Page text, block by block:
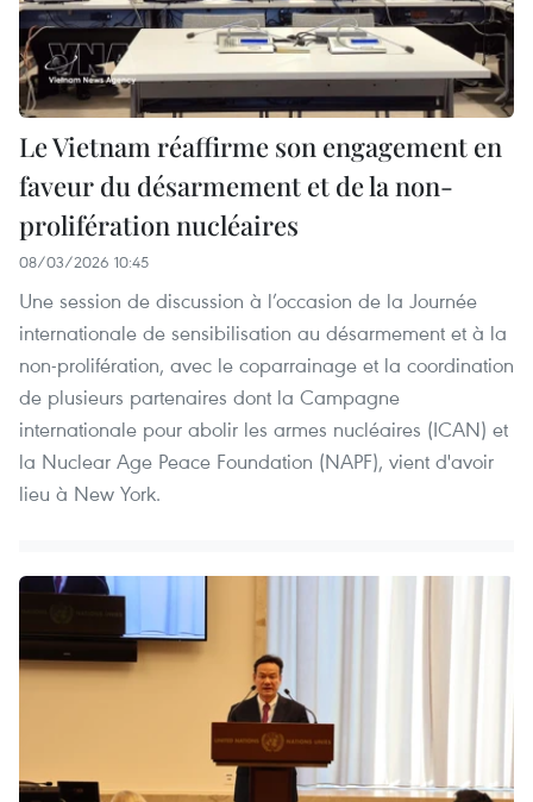
Le Vietnam réaffirme son engagement en
faveur du désarmement et de la non-
prolifération nucléaires
08/03/2026 10:45
Une session de discussion à l’occasion de la Journée
internationale de sensibilisation au désarmement et à la
non-prolifération, avec le coparrainage et la coordination
de plusieurs partenaires dont la Campagne
internationale pour abolir les armes nucléaires (ICAN) et
la Nuclear Age Peace Foundation (NAPF), vient d'avoir
lieu à New York.